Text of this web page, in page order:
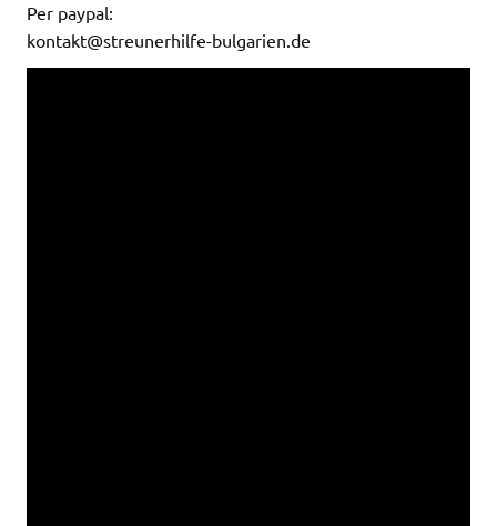
Per paypal:
kontakt@streunerhilfe-bulgarien.de